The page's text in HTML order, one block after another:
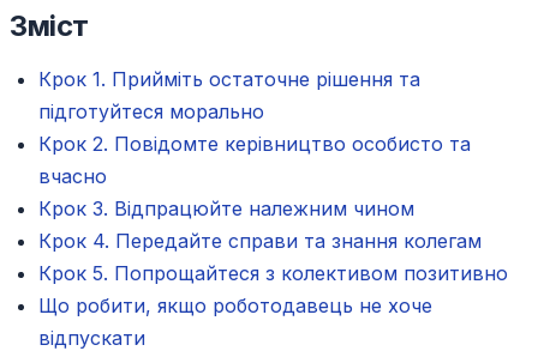
Зміст
Крок 1. Прийміть остаточне рішення та
підготуйтеся морально
Крок 2. Повідомте керівництво особисто та
вчасно
Крок 3. Відпрацюйте належним чином
Крок 4. Передайте справи та знання колегам
Крок 5. Попрощайтеся з колективом позитивно
Що робити, якщо роботодавець не хоче
відпускати